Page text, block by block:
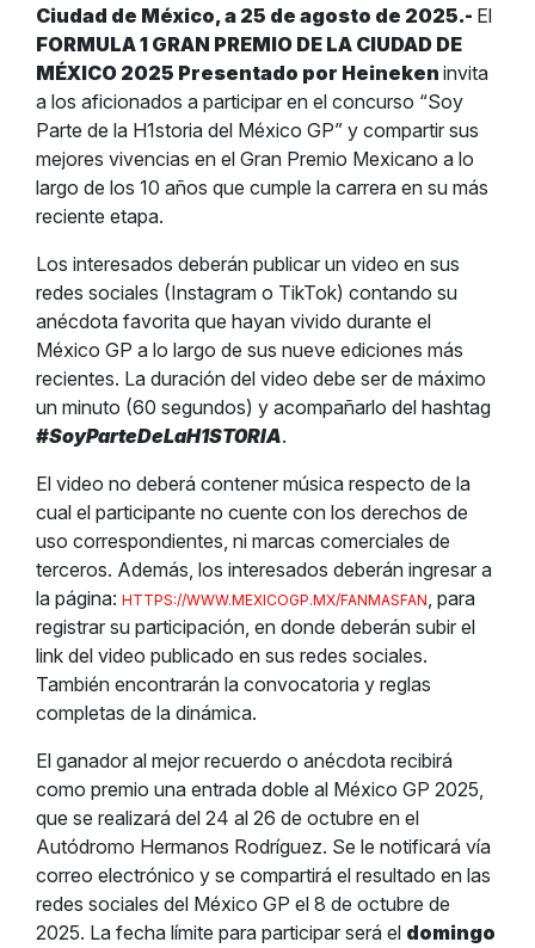
Ciudad de México, a 25 de agosto de 2025.- El
FORMULA 1 GRAN PREMIO DE LA CIUDAD DE
MÉXICO 2025 Presentado por Heineken invita
a los aficionados a participar en el concurso “Soy
Parte de la H1storia del México GP” y compartir sus
mejores vivencias en el Gran Premio Mexicano a lo
largo de los 10 años que cumple la carrera en su más
reciente etapa.
Los interesados deberán publicar un video en sus
redes sociales (Instagram o TikTok) contando su
anécdota favorita que hayan vivido durante el
México GP a lo largo de sus nueve ediciones más
recientes. La duración del video debe ser de máximo
un minuto (60 segundos) y acompañarlo del hashtag
#SoyParteDeLaH1ST0RIA.
El video no deberá contener música respecto de la
cual el participante no cuente con los derechos de
uso correspondientes, ni marcas comerciales de
terceros. Además, los interesados deberán ingresar a
la página: HTTPS://WWW.MEXICOGP.MX/FANMASFAN, para
registrar su participación, en donde deberán subir el
link del video publicado en sus redes sociales.
También encontrarán la convocatoria y reglas
completas de la dinámica.
El ganador al mejor recuerdo o anécdota recibirá
como premio una entrada doble al México GP 2025,
que se realizará del 24 al 26 de octubre en el
Autódromo Hermanos Rodríguez. Se le notificará vía
correo electrónico y se compartirá el resultado en las
redes sociales del México GP el 8 de octubre de
2025. La fecha límite para participar será el domingo